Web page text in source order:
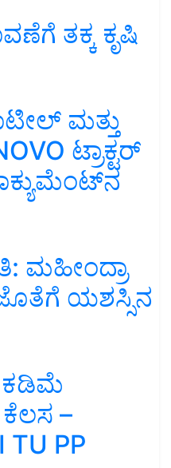
ತಕ್ಕ ಕೃಷಿ
ಮತ್ತು
ಟ್ರಾಕ್ಟರ್
ಮಹೀಂದ್ರಾ
ಯಶಸ್ಸಿನ
–
TU PP